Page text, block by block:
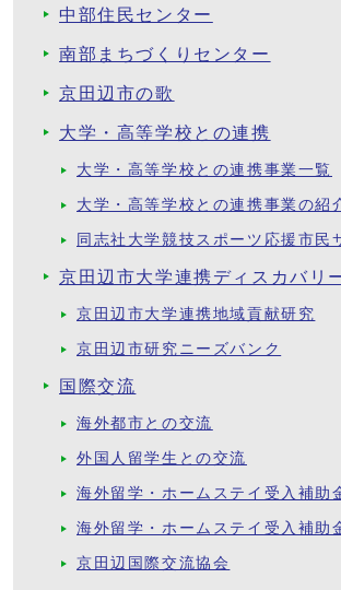
中部住民センター
南部まちづくりセンター
京田辺市の歌
大学・高等学校との連携
大学・高等学校との連携事業一覧
大学・高等学校との連携事業の紹
同志社大学競技スポーツ応援市民
京田辺市大学連携ディスカバリ
京田辺市大学連携地域貢献研究
京田辺市研究ニーズバンク
国際交流
海外都市との交流
外国人留学生との交流
海外留学・ホームステイ受入補助
海外留学・ホームステイ受入補助
京田辺国際交流協会